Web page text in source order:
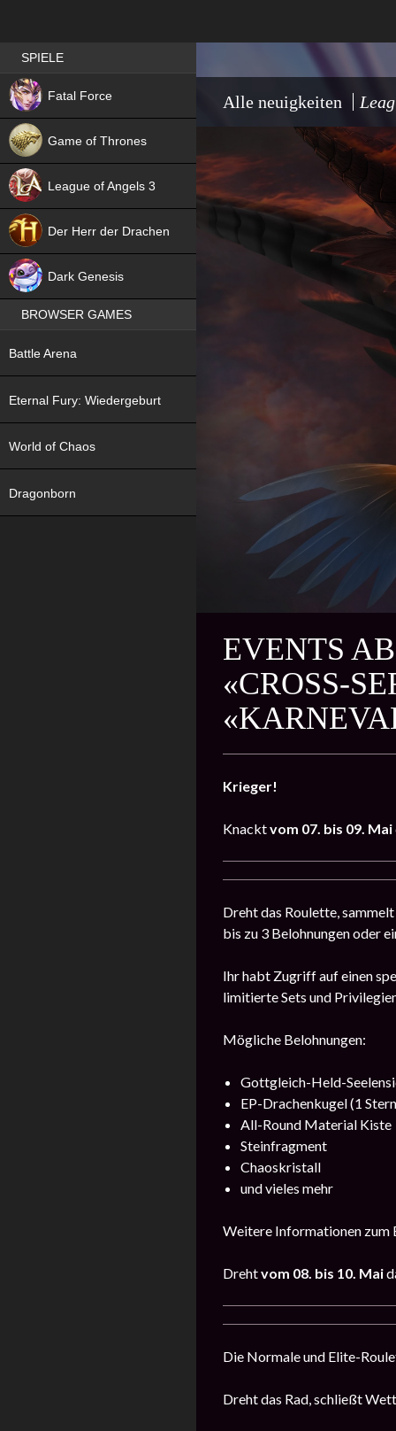
Alle neuigkeiten
EVENTS
«CROSS-
Krieger!
Knacktvom 07. bis 09. Mai
Dreht das Roulette,
bis zu 3 Belohnungen oder
Ihr habt Zugriff auf einen
limitierte Sets und
Mögliche Belohnungen:
Gottgleich-Held-
EP-Drachenkugel (1
All-Round Material Kiste
Steinfragment
Chaoskristall
und vieles mehr
Weitere Informationen zum
Drehtvom 08. bis 10. Mai
Die Normale und Elite-
Dreht das Rad, schließt
Best RPG games in Germany
SPIELE
Fatal Force
NEW
Game of Thrones
League of Angels 3
Der Herr der Drachen
Dark Genesis
BROWSER GAMES
Battle Arena
Eternal Fury: Wiedergeburt
World of Chaos
Dragonborn